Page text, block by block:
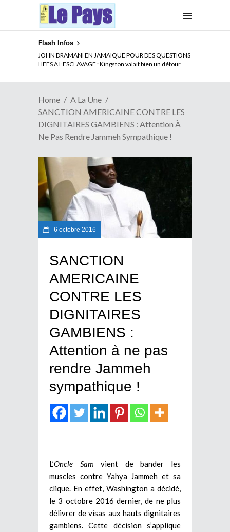
Flash Infos
ELECTION DE TALON A LA TETE DU SENAT BENINOIS :
Quand Patrice quitte le pouvoir sans partir !
Home
A La Une
SANCTION AMERICAINE CONTRE LES
DIGNITAIRES GAMBIENS : Attention À
Ne Pas Rendre Jammeh Sympathique !
6 octobre 2016
SANCTION
AMERICAINE
CONTRE LES
DIGNITAIRES
GAMBIENS :
Attention à ne pas
rendre Jammeh
sympathique !
L’Oncle Sam vient de bander les
muscles contre Yahya Jammeh et sa
clique. En effet, Washington a décidé,
le 3 octobre 2016 dernier, de ne plus
délivrer de visas aux hauts dignitaires
gambiens. Cette décision s’applique